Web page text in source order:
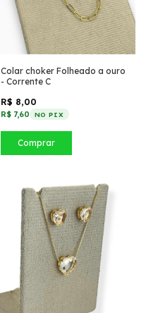
Colar choker Folheado a ouro
- Corrente C
R$ 8,00
R$ 7,60 NO PIX
Comprar